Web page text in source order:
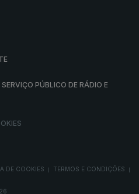
PÚBLICO DE RÁDIO E
DE COOKIES TERMOS E CONDIÇÕES